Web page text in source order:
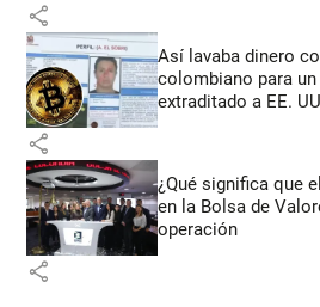
share
Así lavaba dinero
colombiano para
extraditado a EE.
share
¿Qué significa que
en la Bolsa de
operación
share